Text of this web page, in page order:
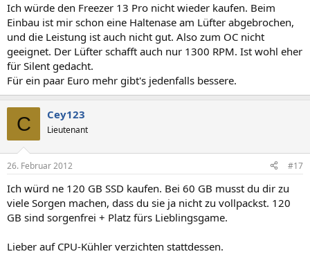
Ich würde den Freezer 13 Pro nicht wieder kaufen. Beim
Einbau ist mir schon eine Haltenase am Lüfter abgebrochen,
und die Leistung ist auch nicht gut. Also zum OC nicht
geeignet. Der Lüfter schafft auch nur 1300 RPM. Ist wohl eher
für Silent gedacht.
Für ein paar Euro mehr gibt's jedenfalls bessere.
C Cey123
Lieutenant
26. Februar 2012 #17
Ich würd ne 120 GB SSD kaufen. Bei 60 GB musst du dir zu
viele Sorgen machen, dass du sie ja nicht zu vollpackst. 120
GB sind sorgenfrei + Platz fürs Lieblingsgame.
Lieber auf CPU-Kühler verzichten stattdessen.